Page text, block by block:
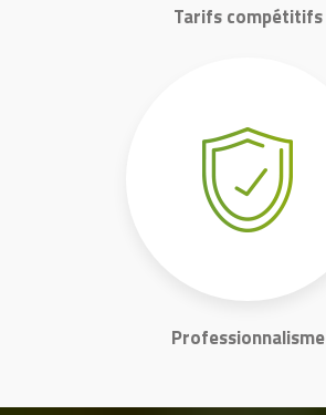
Tarifs compétitifs
Professionnalisme